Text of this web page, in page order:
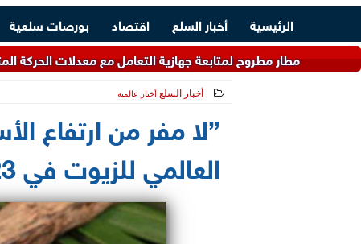
الرئيسية أخبار السلع اقتصاد بورصات سلعية
مطروح لمتابعة جهازية التعامل مع معدلات الحركة المتوقعة
أخبار السلع أخبار عالمية
”لا مفر من ارتفاع
العالمي للزيوت في 2023